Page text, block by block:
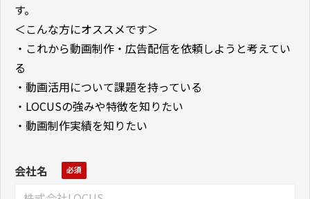
す。
＜こんな方にオススメです＞
・これから動画制作・広告配信を依頼しようと考えてい
る
・動画活用について課題を持っている
・ LOCUSの強みや特徴を知りたい
・動画制作実績を知りたい
会社名